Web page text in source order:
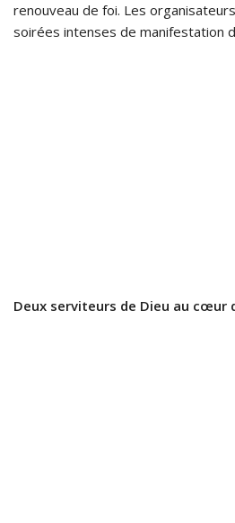
renouveau de foi. Les
soirées intenses de manifestation
Deux serviteurs de Dieu au cœur